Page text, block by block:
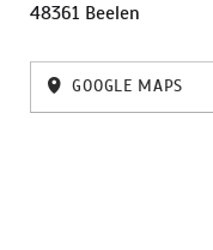
48361 Beelen
GOOGLE MAPS